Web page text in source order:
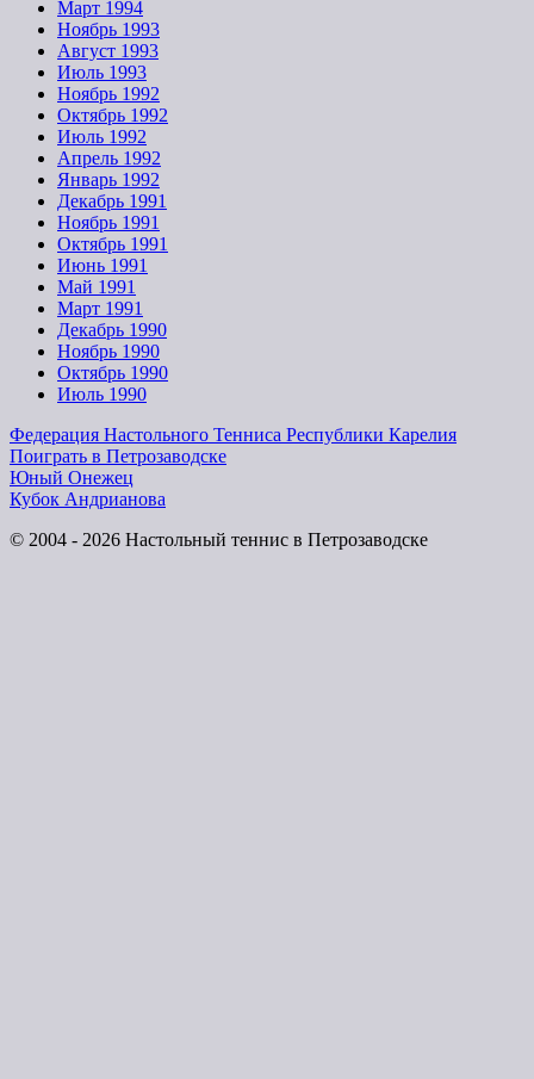
Март 1994
Ноябрь 1993
Август 1993
Июль 1993
Ноябрь 1992
Октябрь 1992
Июль 1992
Апрель 1992
Январь 1992
Декабрь 1991
Ноябрь 1991
Октябрь 1991
Июнь 1991
Май 1991
Март 1991
Декабрь 1990
Ноябрь 1990
Октябрь 1990
Июль 1990
Федерация Настольного Тенниса Республики Карелия
Поиграть в Петрозаводске
Юный Онежец
Кубок Андрианова
© 2004 - 2026 Настольный теннис в Петрозаводске